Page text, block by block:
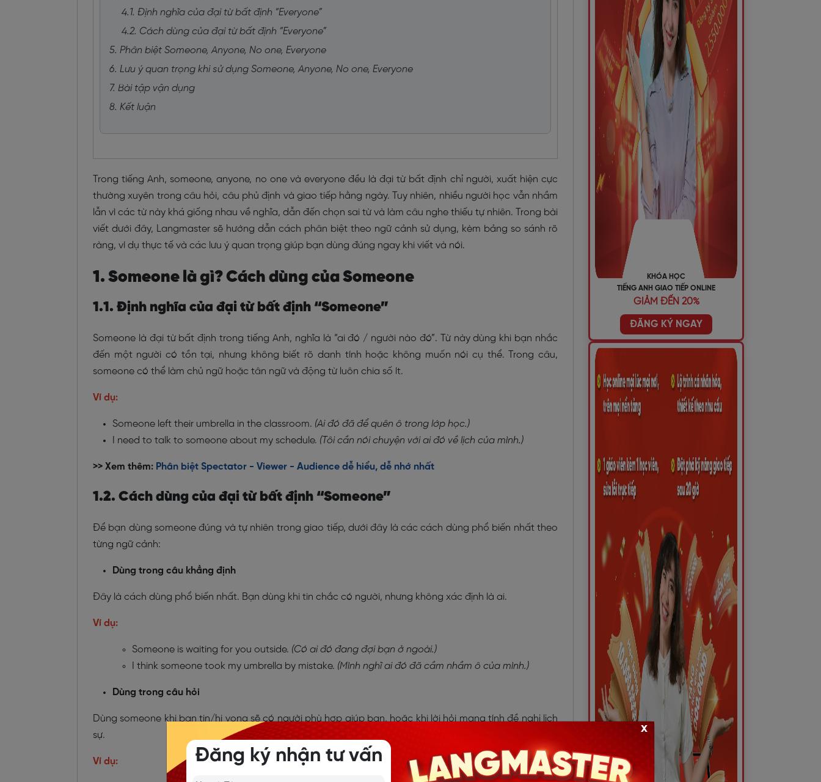
4.1. Định nghĩa của đại từ bất định “Everyone”
4.2. Cách dùng của đại từ bất định “Everyone”
5. Phân biệt Someone, Anyone, No one, Everyone
6. Lưu ý quan trọng khi sử dụng Someone, Anyone, No one, Everyone
7. Bài tập vận dụng
8. Kết luận
Trong tiếng Anh, someone, anyone, no one và everyone đều là đại từ bất định chỉ người, xuất hiện cực
thường xuyên trong câu hỏi, câu phủ định và giao tiếp hằng ngày. Tuy nhiên, nhiều người học vẫn nhầm
lẫn vì các từ này khá giống nhau về nghĩa, dẫn đến chọn sai từ và làm câu nghe thiếu tự nhiên. Trong bài
viết dưới đây, Langmaster sẽ hướng dẫn cách phân biệt theo ngữ cảnh sử dụng, kèm bảng so sánh rõ
ràng, ví dụ thực tế và các lưu ý quan trọng giúp bạn dùng đúng ngay khi viết và nói.
1. Someone là gì? Cách dùng của Someone
1.1. Định nghĩa của đại từ bất định “Someone”
Someone là đại từ bất định trong tiếng Anh, nghĩa là “ai đó / người nào đó”. Từ này dùng khi bạn nhắc
đến một người có tồn tại, nhưng không biết rõ danh tính hoặc không muốn nói cụ thể. Trong câu,
someone có thể làm chủ ngữ hoặc tân ngữ và động từ luôn chia số ít.
Ví dụ:
Someone left their umbrella in the classroom. (Ai đó đã để quên ô trong lớp học.)
I need to talk to someone about my schedule. (Tôi cần nói chuyện với ai đó về lịch của mình.)
>> Xem thêm: Phân biệt Spectator - Viewer - Audience dễ hiểu, dễ nhớ nhất
1.2. Cách dùng của đại từ bất định “Someone”
Để bạn dùng someone đúng và tự nhiên trong giao tiếp, dưới đây là các cách dùng phổ biến nhất theo
từng ngữ cảnh:
Dùng trong câu khẳng định
Đây là cách dùng phổ biến nhất. Bạn dùng khi tin chắc có người, nhưng không xác định là ai.
Ví dụ:
Someone is waiting for you outside. (Có ai đó đang đợi bạn ở ngoài.)
I think someone took my umbrella by mistake. (Mình nghĩ ai đó đã cầm nhầm ô của mình.)
Dùng trong câu hỏi
Dùng someone khi bạn tin/hi vọng sẽ có người phù hợp giúp bạn, hoặc khi lời hỏi mang tính đề nghị lịch
sự.
Ví dụ:
KHÓA HỌC
TIẾNG ANH GIAO TIẾP ONLINE
GIẢM ĐẾN 20%
ĐĂNG KÝ NGAY
Đăng ký nhận tư vấn
x